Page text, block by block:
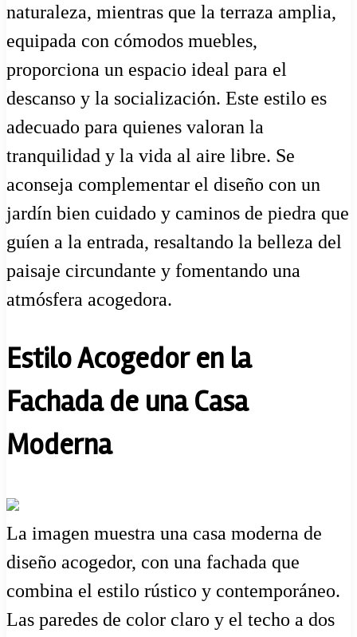
naturaleza, mientras que la terraza amplia,
equipada con cómodos muebles,
proporciona un espacio ideal para el
descanso y la socialización. Este estilo es
adecuado para quienes valoran la
tranquilidad y la vida al aire libre. Se
aconseja complementar el diseño con un
jardín bien cuidado y caminos de piedra que
guíen a la entrada, resaltando la belleza del
paisaje circundante y fomentando una
atmósfera acogedora.
Estilo Acogedor en la
Fachada de una Casa
Moderna
La imagen muestra una casa moderna de
diseño acogedor, con una fachada que
combina el estilo rústico y contemporáneo.
Las paredes de color claro y el techo a dos